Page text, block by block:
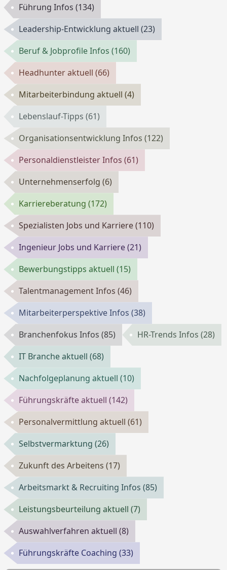
Führung Infos(134)
Leadership-Entwicklung aktuell(23)
Beruf & Jobprofile Infos(160)
Headhunter aktuell(66)
Mitarbeiterbindung aktuell(4)
Lebenslauf-Tipps(61)
Organisationsentwicklung Infos(122)
Personaldienstleister Infos(61)
Unternehmenserfolg(6)
Karriereberatung(172)
Spezialisten Jobs und Karriere(110)
Ingenieur Jobs und Karriere(21)
Bewerbungstipps aktuell(15)
Talentmanagement Infos(46)
Mitarbeiterperspektive Infos(38)
Branchenfokus Infos(85) HR-Trends Infos(28)
IT Branche aktuell(68)
Nachfolgeplanung aktuell(10)
Führungskräfte aktuell(142)
Personalvermittlung aktuell(61)
Selbstvermarktung(26)
Zukunft des Arbeitens(17)
Arbeitsmarkt & Recruiting Infos(85)
Leistungsbeurteilung aktuell(7)
Auswahlverfahren aktuell(8)
Führungskräfte Coaching(33)